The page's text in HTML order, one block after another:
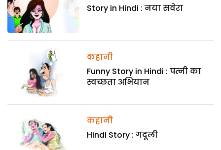
Story in Hindi : नया सवेरा
कहानी
Funny Story in Hindi : पत्नी का
स्वच्छता अभियान
कहानी
Hindi Story : गदूली